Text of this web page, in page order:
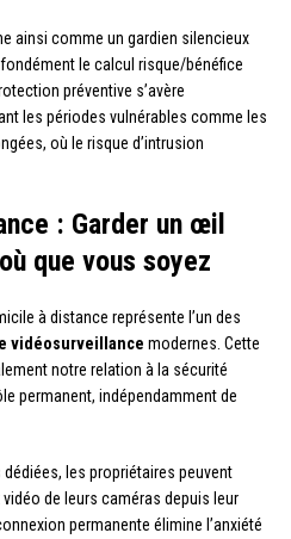
ainsi comme un gardien silencieux
le calcul risque/bénéfice
préventive s’avère
les périodes vulnérables comme les
où le risque d’intrusion
: Garder un œil
que vous soyez
à distance représente l’un des
vidéosurveillance modernes. Cette
notre relation à la sécurité
permanent, indépendamment de
dédiées, les propriétaires peuvent
de leurs caméras depuis leur
permanente élimine l’anxiété